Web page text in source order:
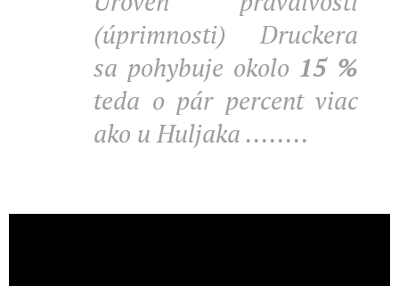
(úprimnosti) Druckera
sa pohybuje okolo 15 %
teda o pár percent viac
ako u Huljaka ........